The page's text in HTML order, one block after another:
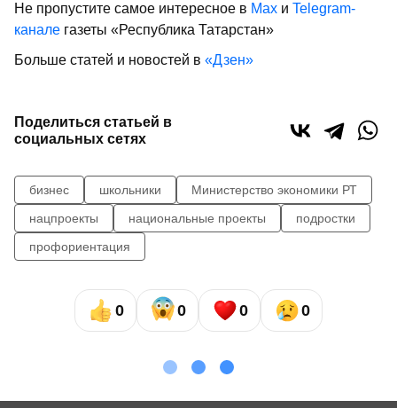
Не пропустите самое интересное в Max и Telegram-
канале газеты «Республика Татарстан»
Больше статей и новостей в «Дзен»
Поделиться статьей в
социальных сетях
бизнес школьники
Министерство экономики РТ
нацпроекты
национальные проекты
подростки
профориентация
0 0 0 0